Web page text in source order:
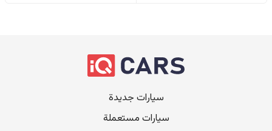
سيارات جديدة
سيارات مستعملة